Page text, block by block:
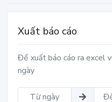
Xuất báo cáo
Để xuất báo cáo ra excel
ngày